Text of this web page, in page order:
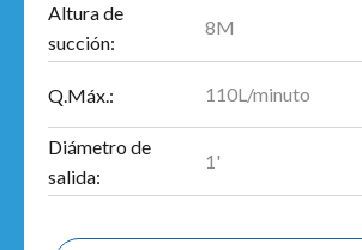
Altura de
succión:
8M
Q.Máx.: 110L/minuto
Diámetro de
salida:
1'